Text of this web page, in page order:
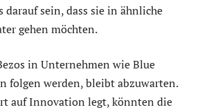
sein, dass sie in ähnliche
gehen möchten.
in Unternehmen wie Blue
folgen werden, bleibt abzuwarten.
auf Innovation legt, könnten die